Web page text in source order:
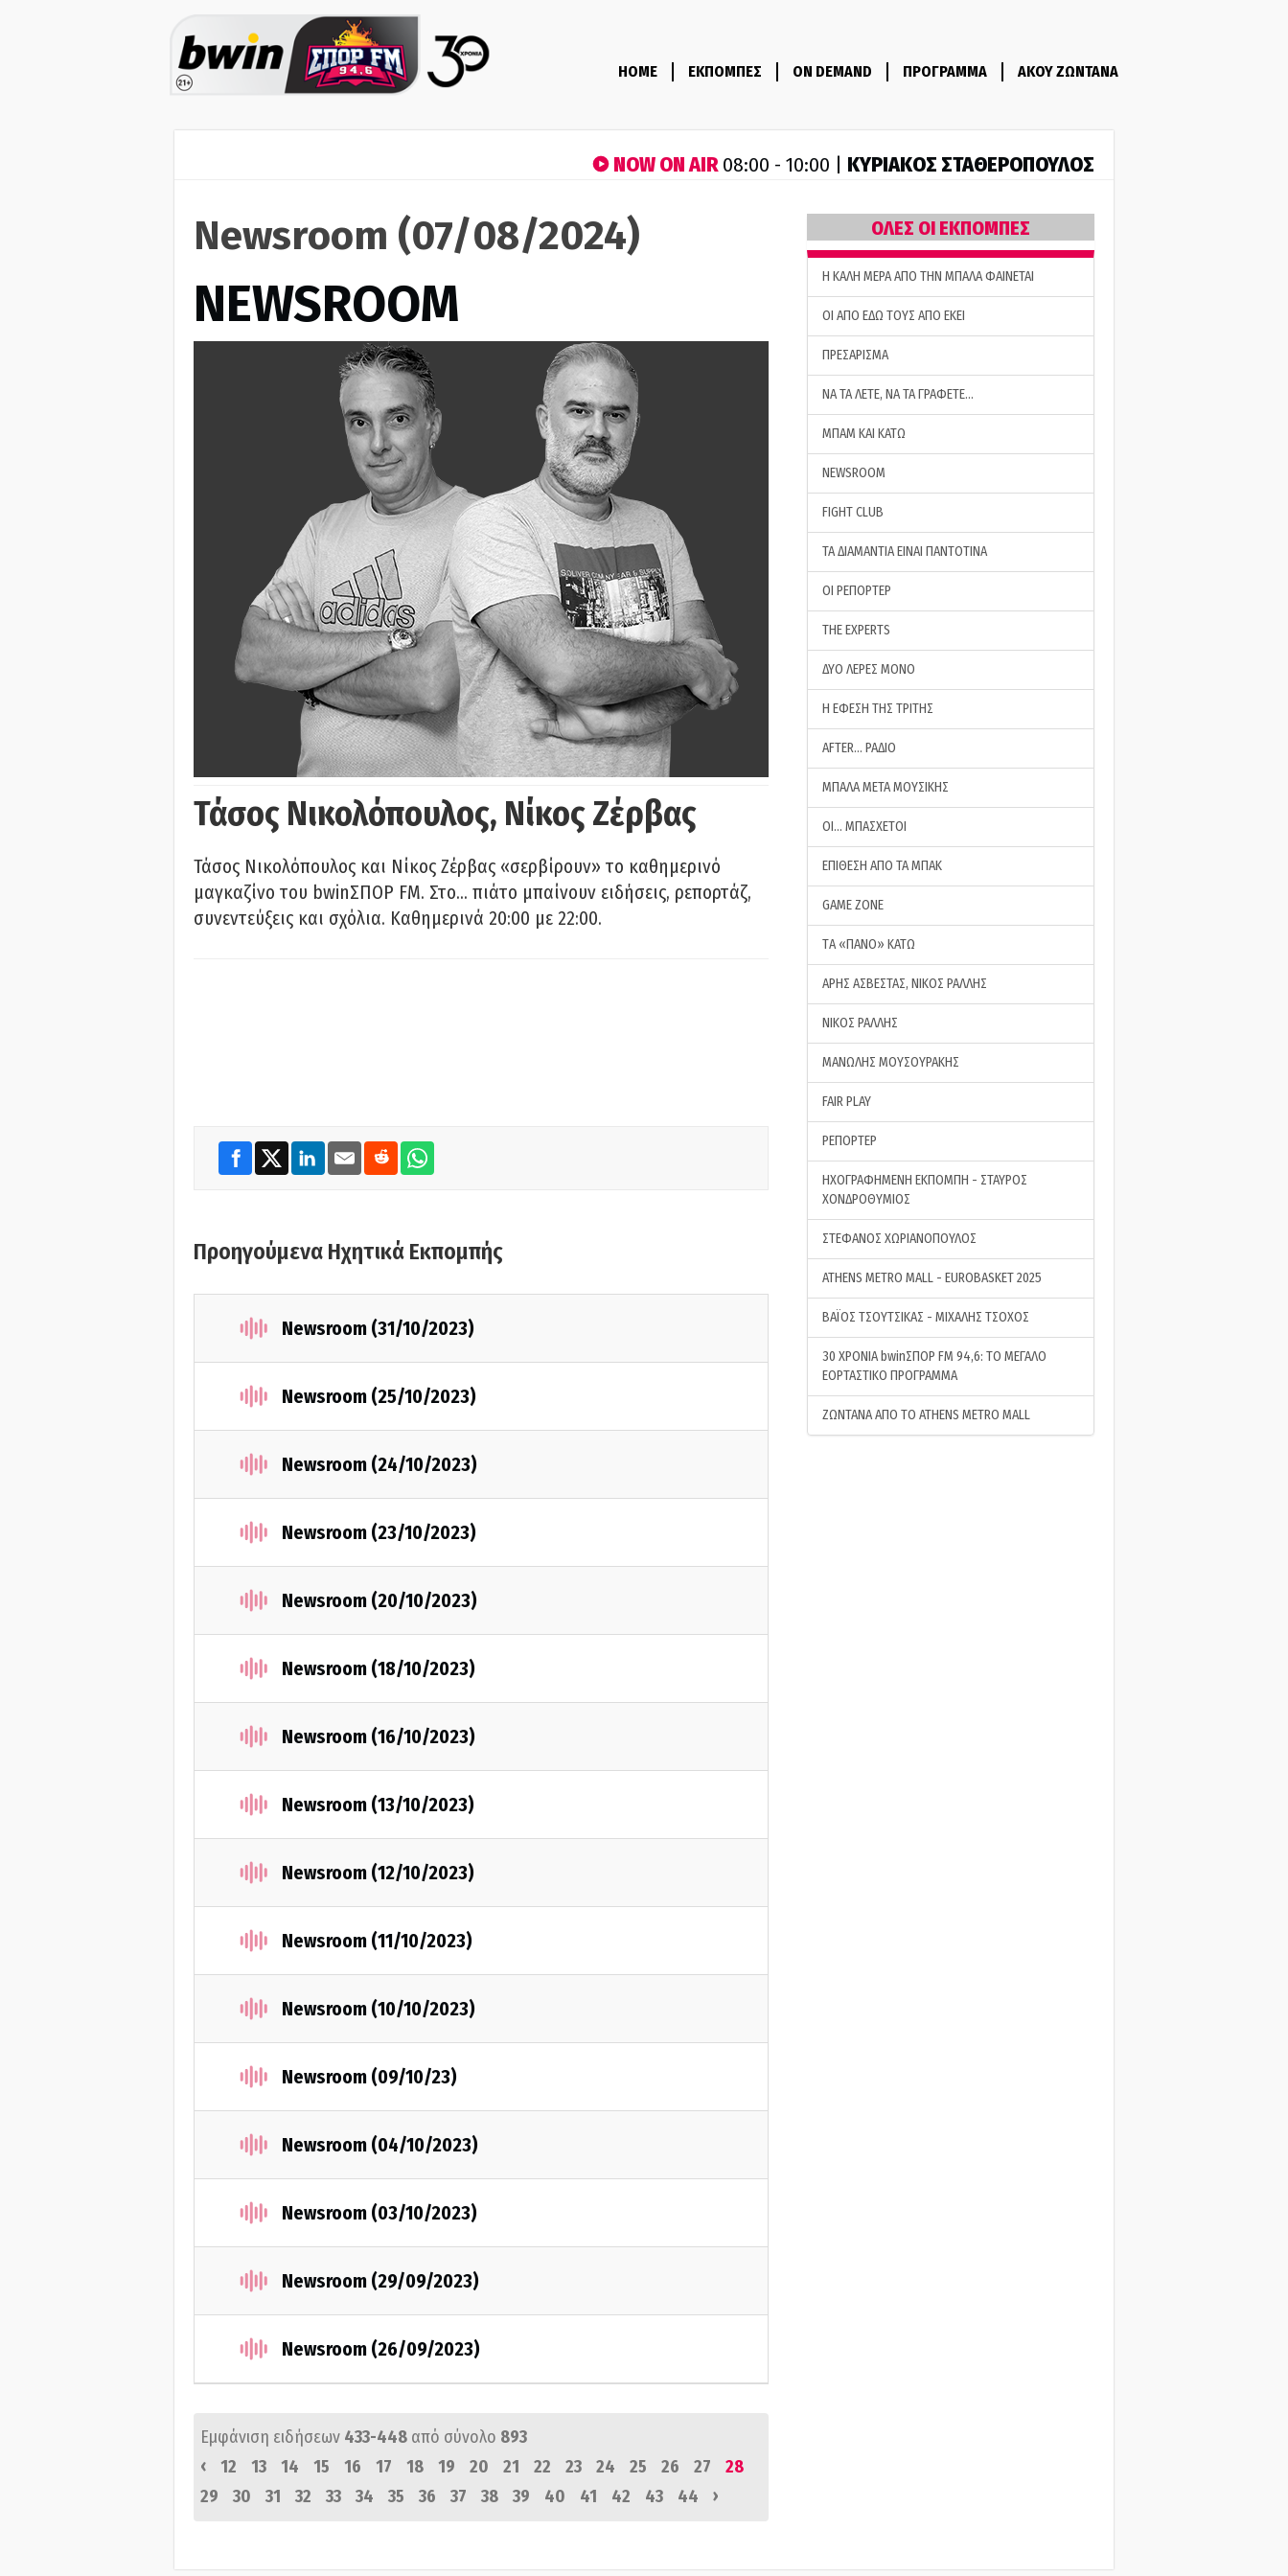
HOME ΕΚΠΟΜΠΕΣ ON DEMAND ΠΡΟΓΡΑΜΜΑ ΑΚΟΥ ΖΩΝΤΑΝΑ
NOW ON AIR08:00 - 10:00 | ΚΥΡΙΑΚΟΣ ΣΤΑΘΕΡΟΠΟΥΛΟΣ
Newsroom (07/08/2024)
NEWSROOM
Τάσος Νικολόπουλος, Νίκος Ζέρβας
Τάσος Νικολόπουλος και Νίκος Ζέρβας «σερβίρουν» το καθημερινό
μαγκαζίνο του bwinΣΠΟΡ FM. Στο… πιάτο μπαίνουν ειδήσεις, ρεπορτάζ,
συνεντεύξεις και σχόλια. Καθημερινά 20:00 με 22:00.
Προηγούμενα Ηχητικά Εκπομπής
Newsroom (31/10/2023)
Newsroom (25/10/2023)
Newsroom (24/10/2023)
Newsroom (23/10/2023)
Newsroom (20/10/2023)
Newsroom (18/10/2023)
Newsroom (16/10/2023)
Newsroom (13/10/2023)
Newsroom (12/10/2023)
Newsroom (11/10/2023)
Newsroom (10/10/2023)
Newsroom (09/10/23)
Newsroom (04/10/2023)
Newsroom (03/10/2023)
Newsroom (29/09/2023)
Newsroom (26/09/2023)
Εμφάνιση ειδήσεων 433-448 από σύνολο 893
‹
12 13 14 15 16 17 18 19 20 21 22 23 24 25 26 27
28
29
30 31 32 33 34 35 36 37 38 39 40 41 42 43 44 ›
ΟΛΕΣ ΟΙ ΕΚΠΟΜΠΕΣ
H ΚΑΛΗ ΜΕΡΑ ΑΠΟ ΤΗΝ ΜΠΑΛΑ ΦΑΙΝΕΤΑΙ
ΟΙ ΑΠΟ ΕΔΩ ΤΟΥΣ ΑΠΟ ΕΚΕΙ
ΠΡΕΣΑΡΙΣΜΑ
ΝΑ ΤΑ ΛΕΤΕ, ΝΑ ΤΑ ΓΡΑΦΕΤΕ…
ΜΠΑΜ ΚΑΙ ΚΑΤΩ
NEWSROOM
FIGHT CLUB
ΤΑ ΔΙΑΜΑΝΤΙΑ ΕΙΝΑΙ ΠΑΝΤΟΤΙΝΑ
ΟΙ ΡΕΠΟΡΤΕΡ
THE EXPERTS
ΔΥΟ ΛΕΡΕΣ ΜΟΝΟ
Η ΕΦΕΣΗ ΤΗΣ ΤΡΙΤΗΣ
AFTER… ΡΑΔΙΟ
ΜΠΑΛΑ ΜΕΤΑ ΜΟΥΣΙΚΗΣ
ΟΙ… ΜΠΑΣΧΕΤΟΙ
ΕΠΙΘΕΣΗ ΑΠΟ ΤΑ ΜΠΑΚ
GAME ZONE
ΤA «ΠΑΝΟ» ΚΑΤΩ
ΑΡΗΣ ΑΣΒΕΣΤΑΣ, ΝΙΚΟΣ ΡΑΛΛΗΣ
ΝΙΚΟΣ ΡΑΛΛΗΣ
ΜΑΝΩΛΗΣ ΜΟΥΣΟΥΡΑΚΗΣ
FAIR PLAY
ΡΕΠΟΡΤΕΡ
ΗΧΟΓΡΑΦΗΜΕΝΗ ΕΚΠΟΜΠΗ - ΣΤΑΥΡΟΣ
ΧΟΝΔΡΟΘΥΜΙΟΣ
ΣΤΕΦΑΝΟΣ ΧΩΡΙΑΝΟΠΟΥΛΟΣ
ATHENS METRO MALL - EUROBASKET 2025
ΒΑΪΟΣ ΤΣΟΥΤΣΙΚΑΣ - ΜΙΧΑΛΗΣ ΤΣΟΧΟΣ
30 ΧΡΟΝΙΑ bwinΣΠΟΡ FM 94,6: ΤΟ ΜΕΓΑΛΟ
ΕΟΡΤΑΣΤΙΚΟ ΠΡΟΓΡΑΜΜΑ
ΖΩΝΤΑΝΑ ΑΠΟ ΤΟ ATHENS METRO MALL